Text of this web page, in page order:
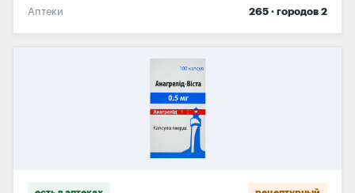
Аптеки
265 · городов 2